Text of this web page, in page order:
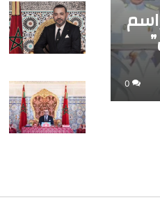
0
تغادر